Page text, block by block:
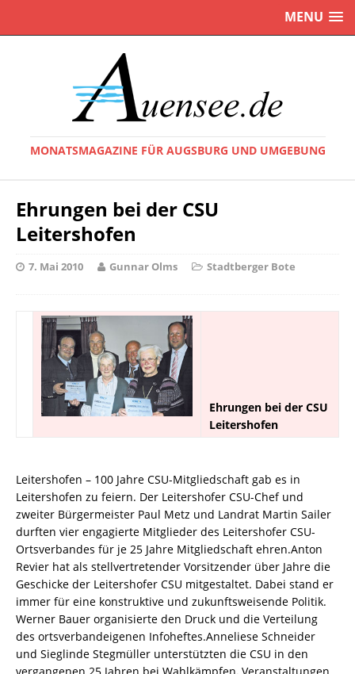
MENU
MONATSMAGAZINE FÜR AUGSBURG UND UMGEBUNG
Ehrungen bei der CSU
Leitershofen
7. Mai 2010 Gunnar Olms Stadtberger Bote
Ehrungen bei der CSU
Leitershofen
Leitershofen – 100 Jahre CSU-Mitgliedschaft gab es in
Leitershofen zu feiern. Der Leitershofer CSU-Chef und
zweiter Bürgermeister Paul Metz und Landrat Martin Sailer
durften vier engagierte Mitglieder des Leitershofer CSU-
Ortsverbandes für je 25 Jahre Mitgliedschaft ehren.Anton
Revier hat als stellvertretender Vorsitzender über Jahre die
Geschicke der Leitershofer CSU mitgestaltet. Dabei stand er
immer für eine konstruktive und zukunftsweisende Politik.
Werner Bauer organisierte den Druck und die Verteilung
des ortsverbandeigenen Infoheftes.Anneliese Schneider
und Sieglinde Stegmüller unterstützten die CSU in den